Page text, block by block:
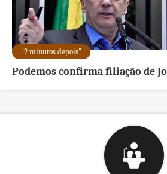
"2 minutos depois"
Podemos confirma filiação de